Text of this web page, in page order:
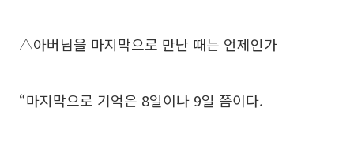
△아버님을 마지막으로 만난 때는 언제인가
“마지막으로 기억은 8일이나 9일 쯤이다.